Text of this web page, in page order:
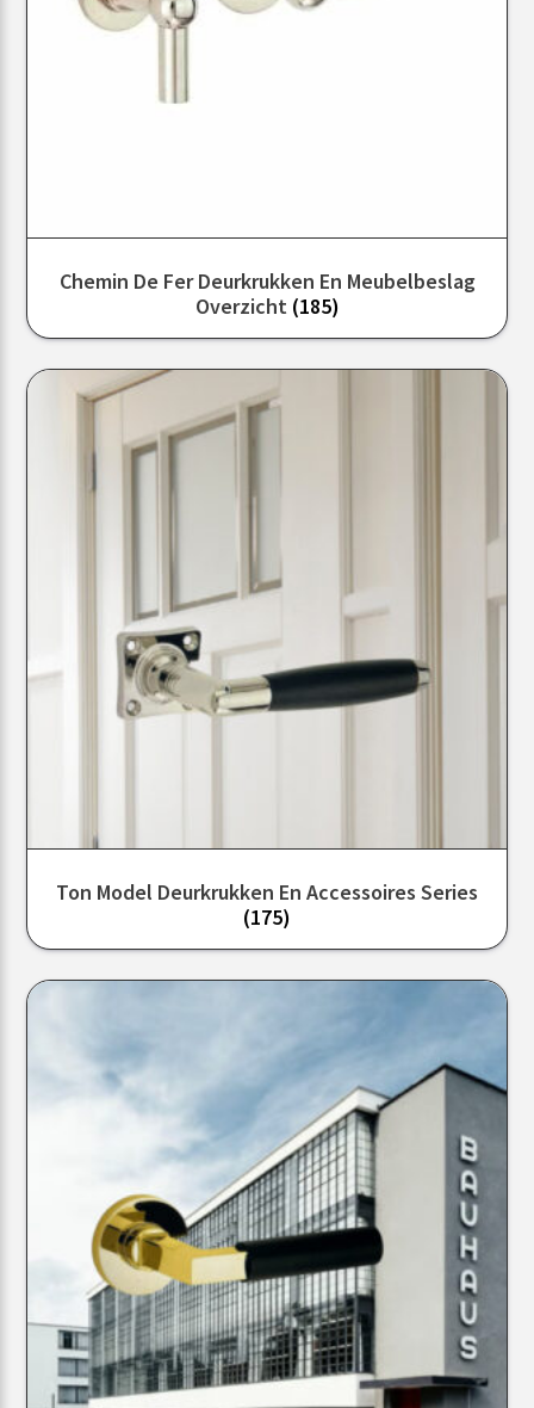
Chemin De Fer Deurkrukken En Meubelbeslag
Overzicht (185)
Ton Model Deurkrukken En Accessoires Series
(175)